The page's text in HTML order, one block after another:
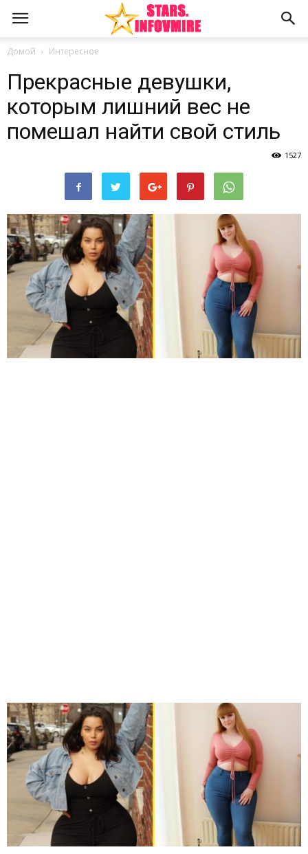
Домой Интересное
Прекрасные девушки,
которым лишний вес не
помешал найти свой стиль
1527